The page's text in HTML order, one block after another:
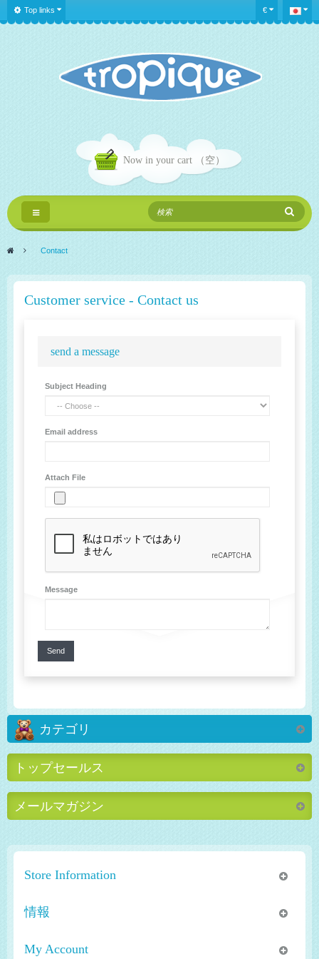
€
Top links
Now in your cart （空）
Toggle
navigation
> Contact
Customer service - Contact us
send a message
Subject Heading
Email address
Attach File
Message
Send
カテゴリ
トップセールス
メールマガジン
Store Information
情報
My Account